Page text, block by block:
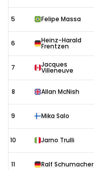
5 Felipe Massa
6 Heinz-Harald
Frentzen
7 Jacques
Villeneuve
8 Allan McNish
9 Mika Salo
10 Jarno Trulli
11 Ralf Schumacher